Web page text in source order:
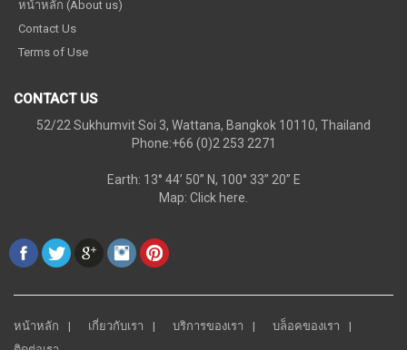
หน้าหลัก (About us)
Contact Us
Terms of Use
CONTACT US
52/22 Sukhumvit Soi 3, Wattana, Bangkok 10110, Thailand
Phone:+66 (0)2 253 2271
Earth: 13° 44’ 50” N, 100° 33” 20” E
Map: Click here.
หน้าหลัก เกี่ยวกับเรา บริการของเรา
บล็อคของเรา